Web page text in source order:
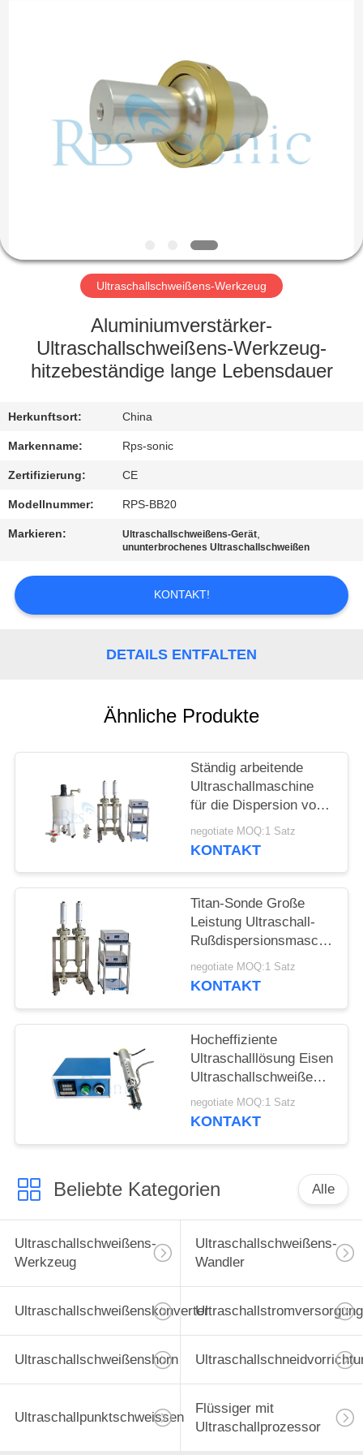
PRODUKTE
FABRIK-
AUSFLUG
QUALITÄTSKONTROLLE
SIE
MIT
UNS
IN
VERBINDUNG
NACHRICHTEN
Ultraschallschweißens-Werkzeug
Aluminiumverstärker-
Ultraschallschweißens-Werkzeug-
hitzebeständige lange Lebensdauer
Herkunftsort: China
Markenname: Rps-sonic
Zertifizierung: CE
Modellnummer: RPS-BB20
Markieren: Ultraschallschweißens-Gerät,
ununterbrochenes Ultraschallschweißen
KONTAKT!
DETAILS ENTFALTEN
Ähnliche Produkte
Ständig arbeitende
Ultraschallmaschine
für die Dispersion von
Graphen
negotiate MOQ:1 Satz
KONTAKT
Titan-Sonde Große
Leistung Ultraschall-
Rußdispersionsmaschine
Ultraschall-
Homogenisatormaschine
negotiate MOQ:1 Satz
KONTAKT
Hocheffiziente
Ultraschalllösung Eisen
Ultraschallschweißen
von Glas für die
Bauindustrie
negotiate MOQ:1 Satz
KONTAKT
Beliebte Kategorien Alle
Ultraschallschweißens-
Werkzeug
Ultraschallschweißens-
Wandler
UltraschallschweißenskonverterUltraschallstromversorgung
Ultraschallschweißenshorn
Ultraschallpunktschweissen
Flüssiger mit
Ultraschallprozessor